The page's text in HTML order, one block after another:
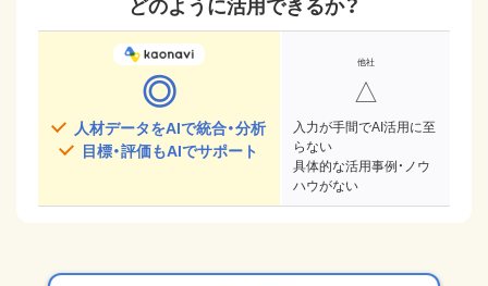
◎
人材データをAIで統合・分析
目標・評価もAIでサポート
△
入力が手間でAI活用に至
らない
具体的な活用事例・ノウ
ハウがない